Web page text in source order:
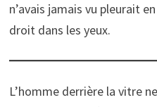
n’avais jamais vu pleurait
droit dans les yeux.
L’homme derrière la vitre